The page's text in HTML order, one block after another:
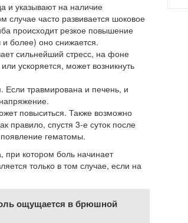
и указывают на наличие
случае часто развивается шоковое
происходит резкое повышение
более) оно снижается.
сильнейший стресс, на фоне
ускоряется, может возникнуть
Если травмирована и печень, и
повыситься. Также возможно
правило, спустя 3-е суток после
гематомы.
котором боль начинает
только в том случае, если на
ощущается в брюшной